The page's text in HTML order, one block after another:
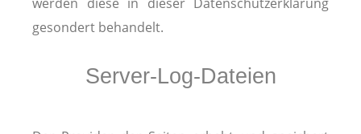
gesondert behandelt.
Server-Log-Dateien